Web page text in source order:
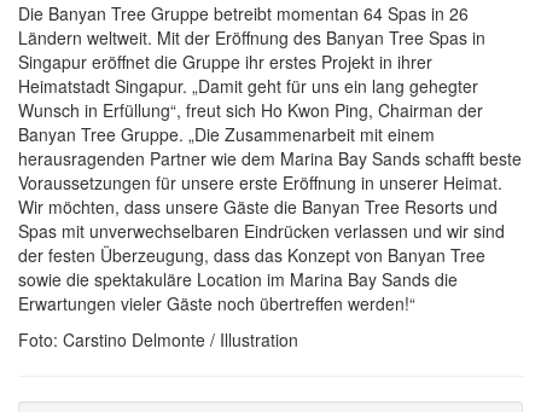
Die Banyan Tree Gruppe betreibt momentan 64 Spas in 26
Ländern weltweit. Mit der Eröffnung des Banyan Tree Spas in
Singapur eröffnet die Gruppe ihr erstes Projekt in ihrer
Heimatstadt Singapur. „Damit geht für uns ein lang gehegter
Wunsch in Erfüllung“, freut sich Ho Kwon Ping, Chairman der
Banyan Tree Gruppe. „Die Zusammenarbeit mit einem
herausragenden Partner wie dem Marina Bay Sands schafft beste
Voraussetzungen für unsere erste Eröffnung in unserer Heimat.
Wir möchten, dass unsere Gäste die Banyan Tree Resorts und
Spas mit unverwechselbaren Eindrücken verlassen und wir sind
der festen Überzeugung, dass das Konzept von Banyan Tree
sowie die spektakuläre Location im Marina Bay Sands die
Erwartungen vieler Gäste noch übertreffen werden!“
Foto: Carstino Delmonte / Illustration